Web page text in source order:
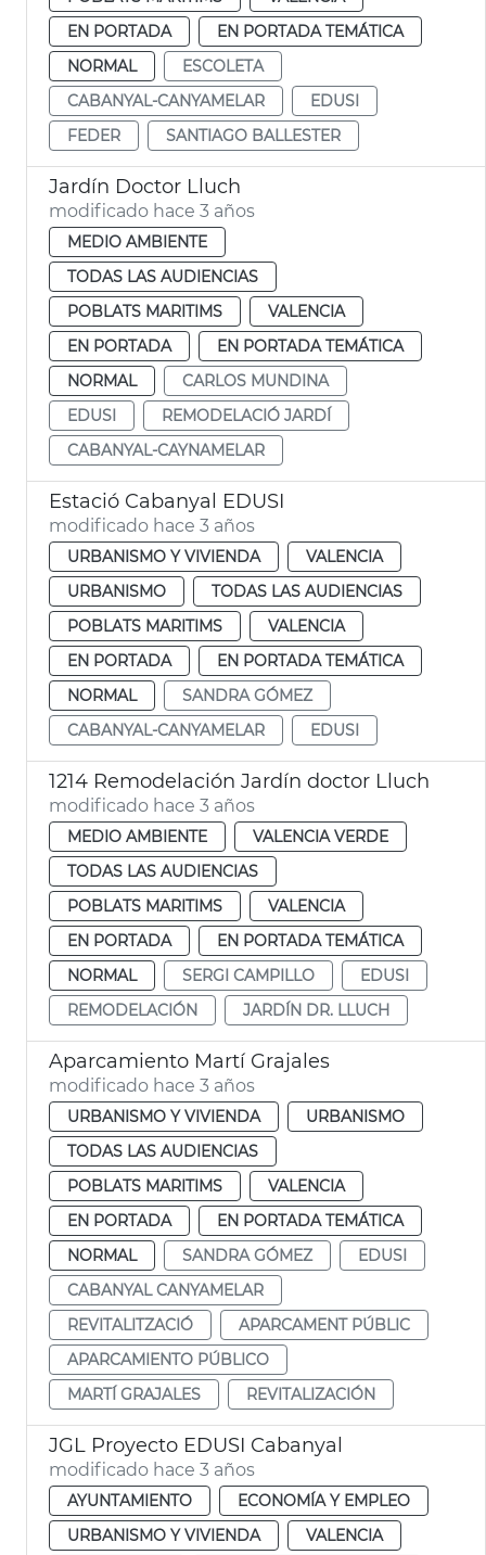
EN PORTADA
EN PORTADA TEMÁTICA
NORMAL
ESCOLETA
CABANYAL-CANYAMELAR
EDUSI
FEDER
SANTIAGO BALLESTER
Jardín Doctor Lluch
modificado hace 3 años
MEDIO AMBIENTE
TODAS LAS AUDIENCIAS
POBLATS MARITIMS
VALENCIA
EN PORTADA
EN PORTADA TEMÁTICA
NORMAL
CARLOS MUNDINA
EDUSI
REMODELACIÓ JARDÍ
CABANYAL-CAYNAMELAR
Estació Cabanyal EDUSI
modificado hace 3 años
URBANISMO Y VIVIENDA
VALENCIA
URBANISMO
TODAS LAS AUDIENCIAS
POBLATS MARITIMS
VALENCIA
EN PORTADA
EN PORTADA TEMÁTICA
NORMAL
SANDRA GÓMEZ
CABANYAL-CANYAMELAR
EDUSI
1214 Remodelación Jardín doctor Lluch
modificado hace 3 años
MEDIO AMBIENTE
VALENCIA VERDE
TODAS LAS AUDIENCIAS
POBLATS MARITIMS
VALENCIA
EN PORTADA
EN PORTADA TEMÁTICA
NORMAL
SERGI CAMPILLO
EDUSI
REMODELACIÓN
JARDÍN DR. LLUCH
Aparcamiento Martí Grajales
modificado hace 3 años
URBANISMO Y VIVIENDA
URBANISMO
TODAS LAS AUDIENCIAS
POBLATS MARITIMS
VALENCIA
EN PORTADA
EN PORTADA TEMÁTICA
NORMAL
SANDRA GÓMEZ
EDUSI
CABANYAL CANYAMELAR
REVITALITZACIÓ
APARCAMENT PÚBLIC
APARCAMIENTO PÚBLICO
MARTÍ GRAJALES
REVITALIZACIÓN
JGL Proyecto EDUSI Cabanyal
modificado hace 3 años
AYUNTAMIENTO
ECONOMÍA Y EMPLEO
URBANISMO Y VIVIENDA
VALENCIA